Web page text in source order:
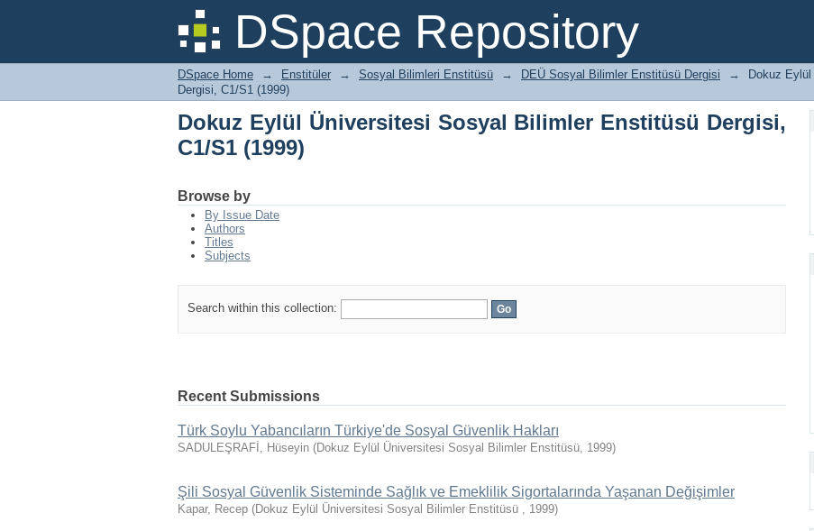
DSpace Repository
Dokuz Eylül Üniversitesi Sosyal Bilimler Enstitüsü Dergisi, C1/
DSpace Home → Enstitüler → Sosyal Bilimleri Enstitüsü → DEÜ Sosyal Bilimler Enstitüsü Dergisi →
Dokuz
Dergisi, C1/S1 (1999)
Dokuz Eylül Üniversitesi Sosyal Bilimler Enstitüsü Dergisi,
C1/S1 (1999)
Browse by
By Issue Date
Authors
Titles
Subjects
Search within this collection:
Recent Submissions
Türk Soylu Yabancıların Türkiye'de Sosyal Güvenlik Hakları
SADULEŞRAFİ, Hüseyin (Dokuz Eylül Üniversitesi Sosyal Bilimler Enstitüsü, 1999)
Şili Sosyal Güvenlik Sisteminde Sağlık ve Emeklilik Sigortalarında Yaşanan Değişimler
Kapar, Recep (Dokuz Eylül Üniversitesi Sosyal Bilimler Enstitüsü , 1999)